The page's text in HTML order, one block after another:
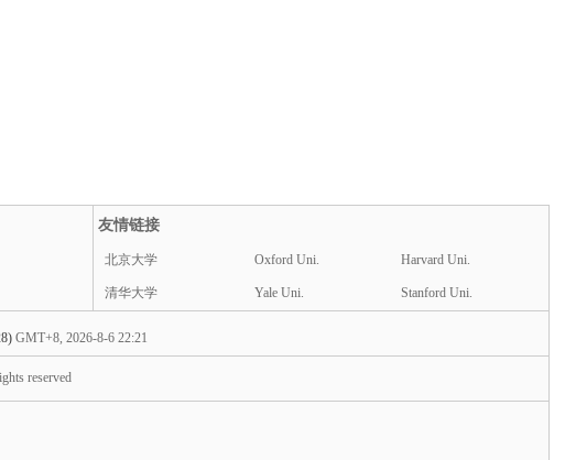
友情链接
北京大学 Oxford Uni. Harvard Uni.
清华大学 Yale Uni. Stanford Uni.
GMT+8, 2026-8-6 22:21
reserved